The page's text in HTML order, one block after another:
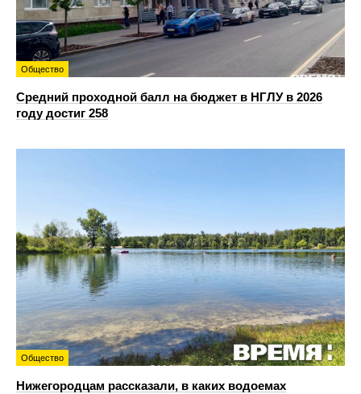
Общество
Средний проходной балл на бюджет в НГЛУ в 2026
году достиг 258
Общество
Нижегородцам рассказали, в каких водоемах